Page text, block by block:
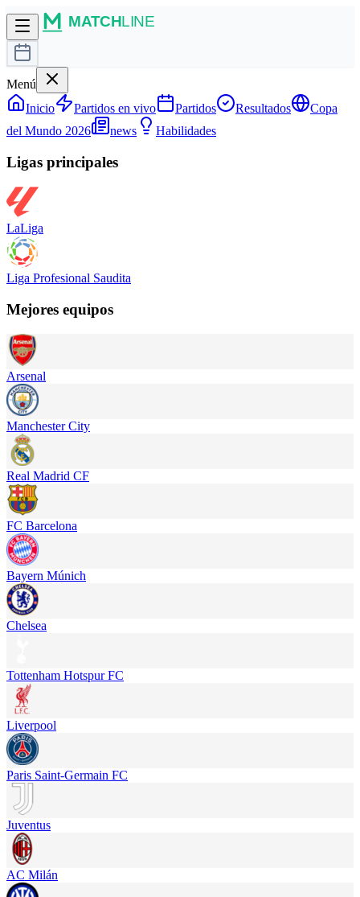
Menú
Inicio
Partidos en vivo Partidos Resultados
Copa
del Mundo 2026
news Habilidades
Ligas principales
LaLiga
Liga Profesional Saudita
Mejores equipos
Arsenal
Manchester City
Real Madrid CF
FC Barcelona
Bayern Múnich
Chelsea
Tottenham Hotspur FC
Liverpool
Paris Saint-Germain FC
Juventus
AC Milán